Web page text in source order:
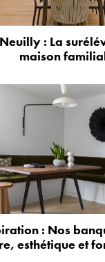
: La
maison
: Nos
esthétique et